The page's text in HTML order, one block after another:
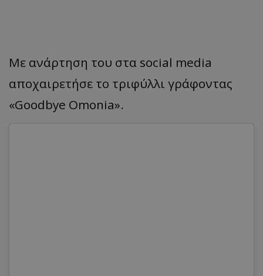
Με ανάρτηση του στα social media
αποχαιρετήσε το τριφύλλι γράφοντας
«Goodbye Omonia».